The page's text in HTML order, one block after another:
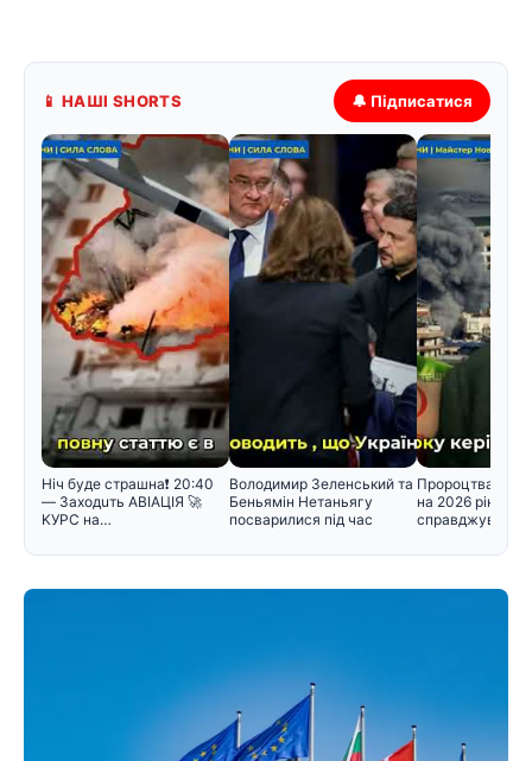
📱 НАШІ SHORTS 🔔 Підписатися
Hiч бyдe cтpaшнa❗️ 20:40
— Зaxoдuть ABIAЦIЯ 🚀
KУPC нa…
Володимир Зеленський та
Беньямін Нетаньягу
посварилися під час
Пророцтва
на 2026 рік